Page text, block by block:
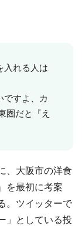
入れる人は
ですよ、カ
圏だと『え
、大阪市の洋食
を最初に考案
。ツイッターで
」としている投